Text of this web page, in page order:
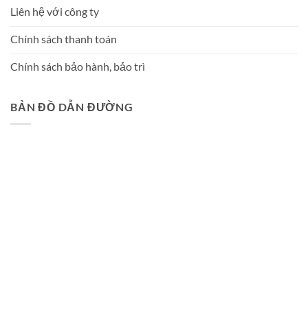
Liên hệ với công ty
Chính sách thanh toán
Chính sách bảo hành, bảo trì
BẢN ĐỒ DẪN ĐƯỜNG